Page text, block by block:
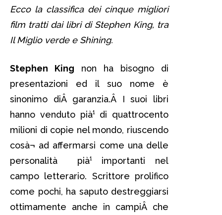
Ecco la classifica dei cinque migliori
film tratti dai libri di Stephen King, tra
Il Miglio verde e Shining.
Stephen King non ha bisogno di
presentazioni ed il suo nome è
sinonimo diÂ garanzia.Â I suoi libri
hanno venduto pià¹ di quattrocento
milioni di copie nel mondo, riuscendo
cosà¬ ad affermarsi come una delle
personalità pià¹ importanti nel
campo letterario. Scrittore prolifico
come pochi, ha saputo destreggiarsi
ottimamente anche in campiÂ che